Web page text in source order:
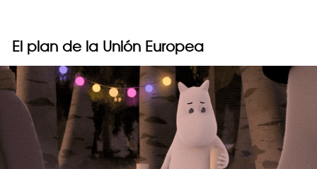
El plan de la Unión Europea